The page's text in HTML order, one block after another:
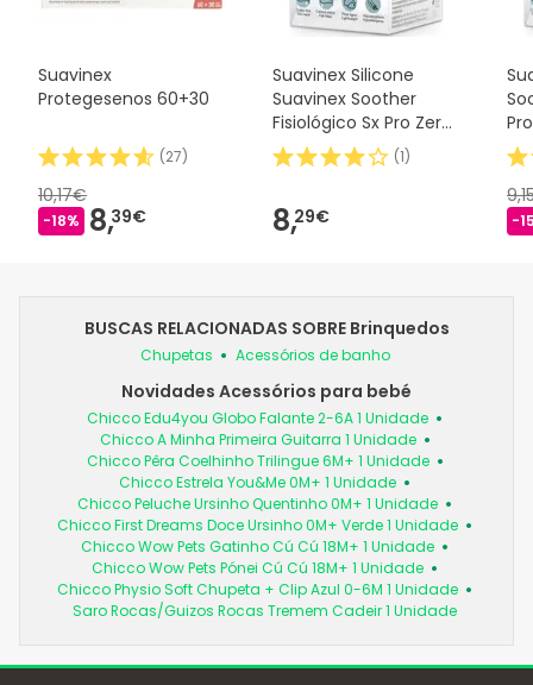
Suavinex
Protegesenos 60+30
(27)
10,17€
-18% 8,39€
Suavinex Silicone
Suavinex Soother
Fisiológico Sx Pro Zero
2m 1 peça
(1)
8,29€ -
BUSCAS RELACIONADAS SOBRE Brinquedos
Chupetas Acessórios de banho
Novidades Acessórios para bebé
Chicco Edu4you Globo Falante 2-6A 1 Unidade
Chicco A Minha Primeira Guitarra 1 Unidade
Chicco Pêra Coelhinho Trilingue 6M+ 1 Unidade
Chicco Estrela You&Me 0M+ 1 Unidade
Chicco Peluche Ursinho Quentinho 0M+ 1 Unidade
Chicco First Dreams Doce Ursinho 0M+ Verde 1 Unidade
Chicco Wow Pets Gatinho Cú Cú 18M+ 1 Unidade
Chicco Wow Pets Pónei Cú Cú 18M+ 1 Unidade
Chicco Physio Soft Chupeta + Clip Azul 0-6M 1 Unidade
Saro Rocas/Guizos Rocas Tremem Cadeir 1 Unidade